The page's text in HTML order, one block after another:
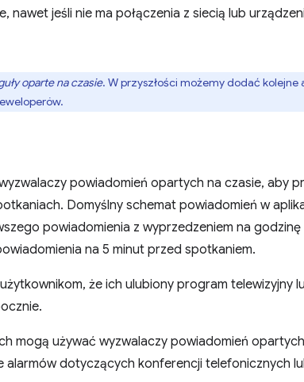
nawet jeśli nie ma połączenia z siecią lub
oparte na czasie. W przyszłości możemy dodać
powiadomień opartych na czasie, aby
Domyślny schemat powiadomień w
powiadomienia z wyprzedzeniem na
na 5 minut przed spotkaniem.
że ich ulubiony program telewizyjny
mogą używać wyzwalaczy powiadomień
alarmów dotyczących konferencji telefonicznych